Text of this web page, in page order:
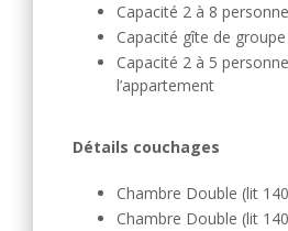
Capacité 2 à 8
Capacité gîte de
Capacité 2 à 5
l’appartement
Détails couchages
Chambre Double (lit
Chambre Double (lit